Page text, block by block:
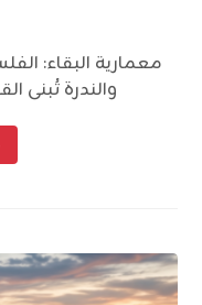
معمارية البقاء:
والندرة تُبنى